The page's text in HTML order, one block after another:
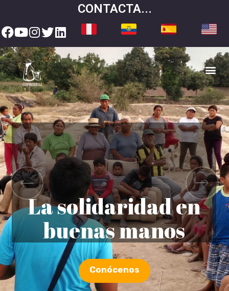
CONTACTA...
Hazte Voluntario
Voluntario